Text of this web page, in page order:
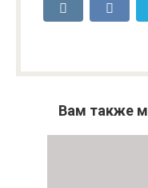
Вам также